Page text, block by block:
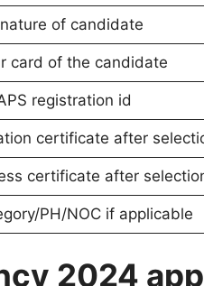
of candidate
card of the candidate
registration id
certificate after
certificate after
PH/NOC if applicable
2024